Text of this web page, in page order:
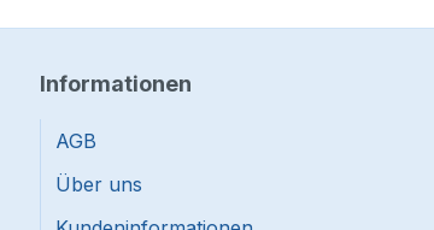
Informationen
AGB
Über uns